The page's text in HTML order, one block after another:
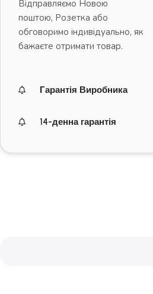
Відправляємо Новою
поштою, Розетка або
обговоримо індивідуально, як
бажаєте отримати товар.
Гарантія Виробника
14-денна гарантія